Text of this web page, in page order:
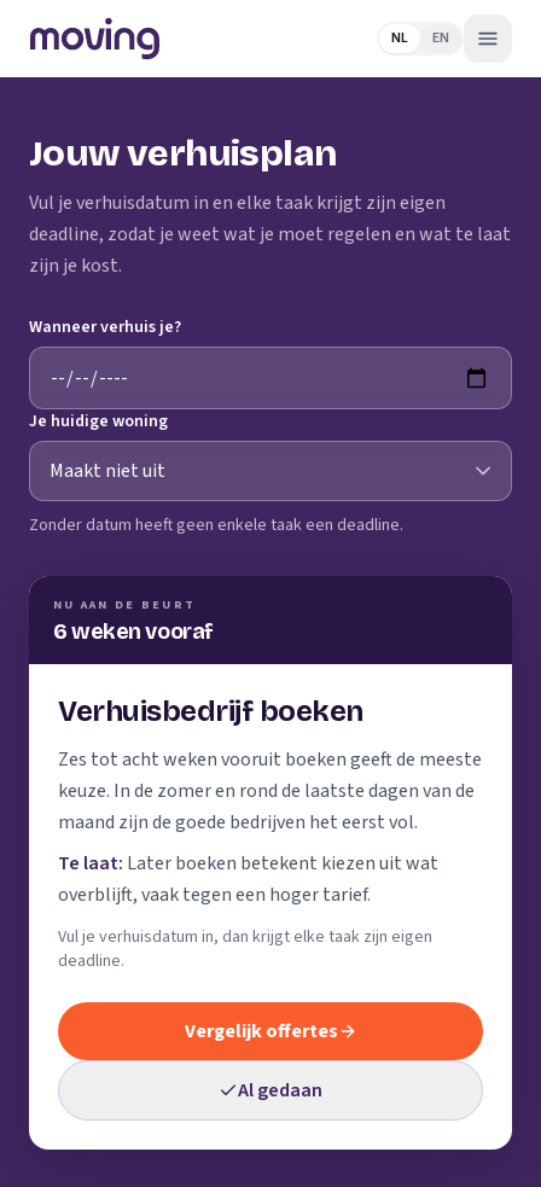
NL EN
Jouw verhuisplan
Vul je verhuisdatum in en elke taak krijgt zijn eigen
deadline, zodat je weet wat je moet regelen en wat te laat
zijn je kost.
Wanneer verhuis je?
Je huidige woning
Zonder datum heeft geen enkele taak een deadline.
NU AAN DE BEURT
6 weken vooraf
Verhuisbedrijf boeken
Zes tot acht weken vooruit boeken geeft de meeste
keuze. In de zomer en rond de laatste dagen van de
maand zijn de goede bedrijven het eerst vol.
Te laat: Later boeken betekent kiezen uit wat
overblijft, vaak tegen een hoger tarief.
Vul je verhuisdatum in, dan krijgt elke taak zijn eigen
deadline.
Vergelijk offertes
Al gedaan